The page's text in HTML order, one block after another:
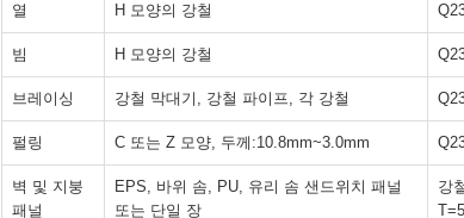
열 H 모양의 강철
빔 H 모양의 강철
브레이싱 강철 막대기, 강철 파이프, 각 강철
펄링 C 또는 Z 모양, 두께:10.8mm~3.0mm
벽 및 지붕
패널
EPS, 바위 솜, PU, 유리 솜 샌드위치 패널
또는 단일 장
강